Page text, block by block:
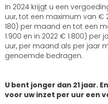
In 2024 krijgt u een
uur, tot een maximum van €
180) per maand en tot een
1.900 en in 2022 € 1.800) per
uur, per maand als per jaar
genoemde bedragen.
U bent jonger dan 21 jaar.
voor uw inzet per uur een